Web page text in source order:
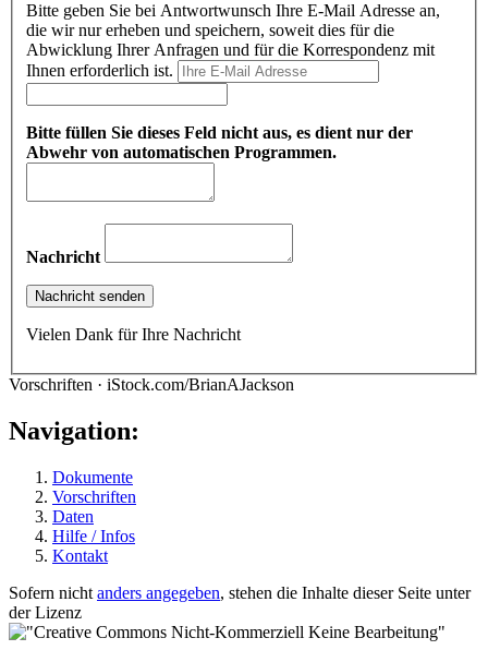
Bitte geben Sie bei Antwortwunsch Ihre E-Mail Adresse an,
die wir nur erheben und speichern, soweit dies für die
Abwicklung Ihrer Anfragen und für die Korrespondenz mit
Ihnen erforderlich ist.
Bitte füllen Sie dieses Feld nicht aus, es dient nur der
Abwehr von automatischen Programmen.
Nachricht
Vielen Dank für Ihre Nachricht
Vorschriften · iStock.com/BrianAJackson
Navigation:
Dokumente
Vorschriften
Daten
Hilfe / Infos
Kontakt
Sofern nicht anders angegeben, stehen die Inhalte dieser Seite unter
der Lizenz